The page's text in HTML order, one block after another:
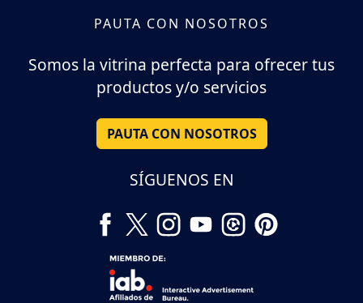
PAUTA CON NOSOTROS
Somos la vitrina perfecta para ofrecer tus
productos y/o servicios
PAUTA CON NOSOTROS
SÍGUENOS EN